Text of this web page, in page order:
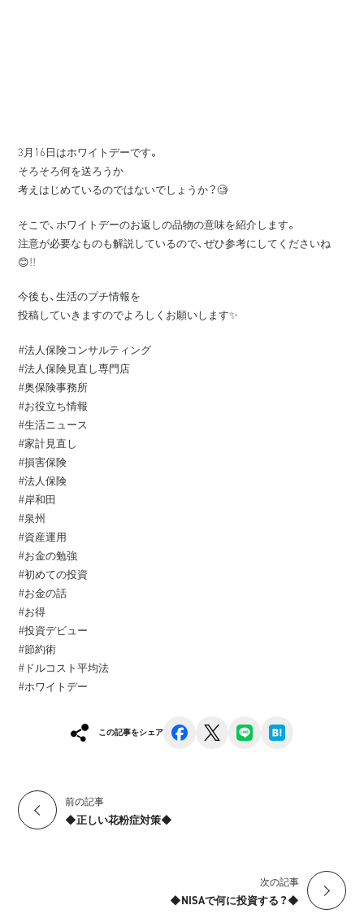
3月16日はホワイトデーです。
そろそろ何を送ろうか
考えはじめているのではないでしょうか？🧐
そこで、ホワイトデーのお返しの品物の意味を紹介します。
注意が必要なものも解説しているので、ぜひ参考にしてくださいね
😊!!
今後も、生活のプチ情報を
投稿していきますのでよろしくお願いします✨
#法人保険コンサルティング
#法人保険見直し専門店
#奥保険事務所
#お役立ち情報
#生活ニュース
#家計見直し
#損害保険
#法人保険
#岸和田
#泉州
#資産運用⁡
#お金の勉強⁡
#初めての投資⁡
#お金の話⁡
#お得⁡
#投資デビュー⁡
#節約術
#ドルコスト平均法
#ホワイトデー
この記事をシェア facebook line
前の記事
◆正しい花粉症対策◆
次の記事
◆NISAで何に投資する？◆